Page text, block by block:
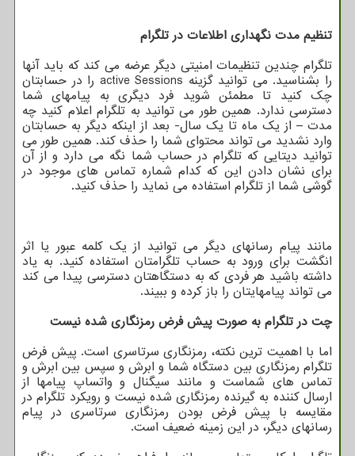
تنظیم مدت نگهداری اطلاعات در تلگرام
تلگرام چندین تنظیمات امنیتی دیگر عرضه می کند که باید آنها
را بشناسید. می توانید گزینه active Sessions را در حسابتان
چک کنید تا مطمئن شوید فرد دیگری به پیامهای شما
دسترسی ندارد. همین طور می توانید به تلگرام اعلام کنید چه
مدت – از یک ماه تا یک سال- بعد از اینکه دیگر به حسابتان
وارد نشدید می تواند محتوای شما را حذف کند. همین طور می
توانید دیتایی که تلگرام در حساب شما نگه می دارد و از آن
برای نشان دادن این که کدام شماره تماس های موجود در
گوشی شما از تلگرام استفاده می نماید را حذف کنید.
مانند پیام رسانهای دیگر می توانید از یک کلمه عبور یا اثر
انگشت برای ورود به حساب تلگرامتان استفاده کنید. به یاد
داشته باشید هر فردی که به دستگاهتان دسترسی پیدا می کند
می تواند پیامهایتان را باز کرده و ببیند.
چت در تلگرام به صورت پیش فرض رمزنگاری شده نیست
اما با اهمیت ترین نکته، رمزنگاری سرتاسری است. پیش فرض
تلگرام رمزنگاری بین دستگاه شما و ابرش و سپس بین ابرش و
تماس های شماست و مانند سیگنال و واتساپ پیامها از
ارسال کننده به گیرنده رمزنگاری شده نیست و رویکرد تلگرام در
مقایسه با پیش فرض بودن رمزنگاری سرتاسری در پیام
رسانهای دیگر، در این زمینه ضعیف است.